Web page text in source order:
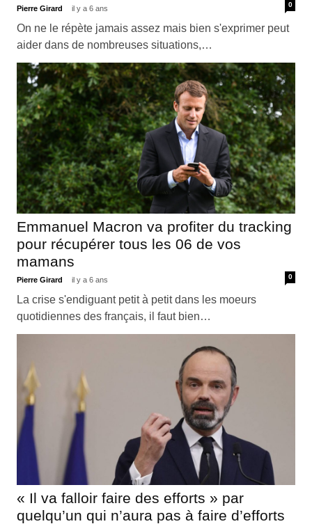
Pierre Girard il y a 6 ans 0
On ne le répète jamais assez mais bien s'exprimer peut
aider dans de nombreuses situations,…
Emmanuel Macron va profiter du tracking
pour récupérer tous les 06 de vos
mamans
Pierre Girard il y a 6 ans 0
La crise s'endiguant petit à petit dans les moeurs
quotidiennes des français, il faut bien…
« Il va falloir faire des efforts » par
quelqu’un qui n’aura pas à faire d’efforts